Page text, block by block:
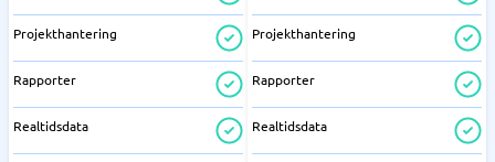
Projekthantering
Rapporter
Realtidsdata
Projekthantering
Rapporter
Realtidsdata